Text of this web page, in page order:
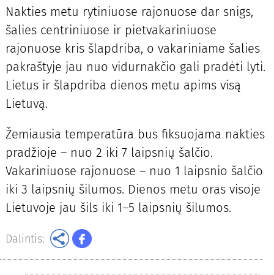
Nakties metu rytiniuose rajonuose dar snigs,
šalies centriniuose ir pietvakariniuose
rajonuose kris šlapdriba, o vakariniame šalies
pakraštyje jau nuo vidurnakčio gali pradėti lyti.
Lietus ir šlapdriba dienos metu apims visą
Lietuvą.
Žemiausia temperatūra bus fiksuojama nakties
pradžioje – nuo 2 iki 7 laipsnių šalčio.
Vakariniuose rajonuose – nuo 1 laipsnio šalčio
iki 3 laipsnių šilumos. Dienos metu oras visoje
Lietuvoje jau šils iki 1–5 laipsnių šilumos.
Dalintis: